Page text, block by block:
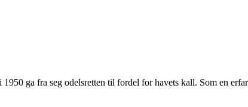
ga fra seg odelsretten til fordel for havets kall. Som en